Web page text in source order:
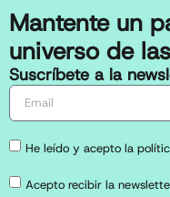
Mantente un
universo de
Suscríbete a la
He leído y acepto la
Acepto recibir la